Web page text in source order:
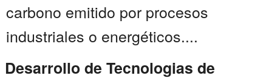
carbono emitido por procesos
industriales o energéticos....
Desarrollo de Tecnologias de